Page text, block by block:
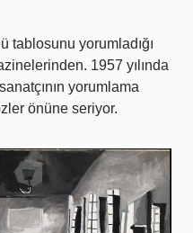
tablosunu yorumladığı
1957 yılında
yorumlama
önüne seriyor.